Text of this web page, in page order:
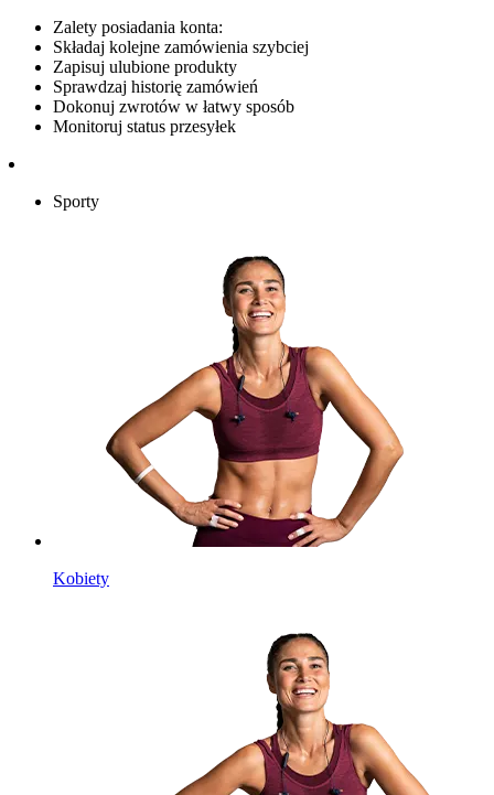
Zalety posiadania konta:
Składaj kolejne zamówienia szybciej
Zapisuj ulubione produkty
Sprawdzaj historię zamówień
Dokonuj zwrotów w łatwy sposób
Monitoruj status przesyłek
Sporty
Kobiety